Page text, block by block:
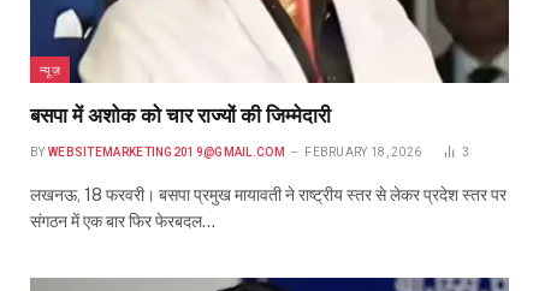
न्यूज़
बसपा में अशोक को चार राज्यों की जिम्मेदारी
BY WEBSITEMARKETING2019@GMAIL.COM FEBRUARY 18, 2026 3
लखनऊ, 18 फरवरी। बसपा प्रमुख मायावती ने राष्ट्रीय स्तर से लेकर प्रदेश स्तर पर
संगठन में एक बार फिर फेरबदल…